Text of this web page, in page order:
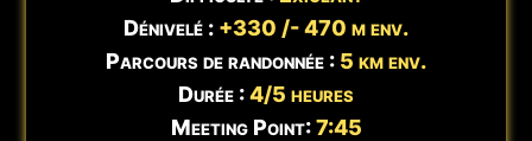
Dénivelé : +330 /- 470 m env.
Parcours de randonnée : 5 km env.
Durée :4/5 heures
Meeting Point:7:45